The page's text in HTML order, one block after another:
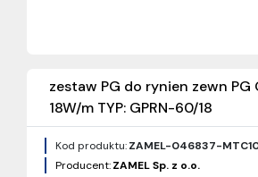
zestaw PG do rynien zewn PG
18W/m TYP: GPRN-60/18
Kod produktu:ZAMEL-046837-
Producent:ZAMEL Sp. z o.o.